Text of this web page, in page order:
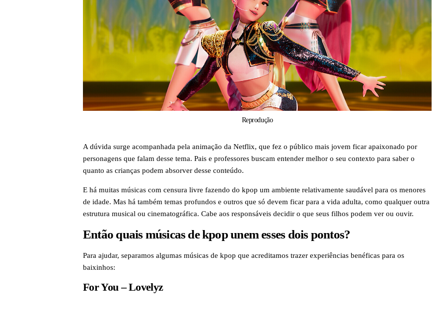
Reprodução
A dúvida surge acompanhada pela animação da Netflix, que fez o público mais jovem ficar apaixonado por
personagens que falam desse tema. Pais e professores buscam entender melhor o seu contexto para saber o
quanto as crianças podem absorver desse conteúdo.
E há muitas músicas com censura livre fazendo do kpop um ambiente relativamente saudável para os menores
de idade. Mas há também temas profundos e outros que só devem ficar para a vida adulta, como qualquer outra
estrutura musical ou cinematográfica. Cabe aos responsáveis decidir o que seus filhos podem ver ou ouvir.
Então quais músicas de kpop unem esses dois pontos?
Para ajudar, separamos algumas músicas de kpop que acreditamos trazer experiências benéficas para os
baixinhos:
For You – Lovelyz